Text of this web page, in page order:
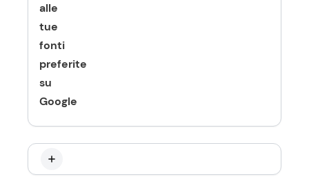
alle
tue
fonti
preferite
su
Google